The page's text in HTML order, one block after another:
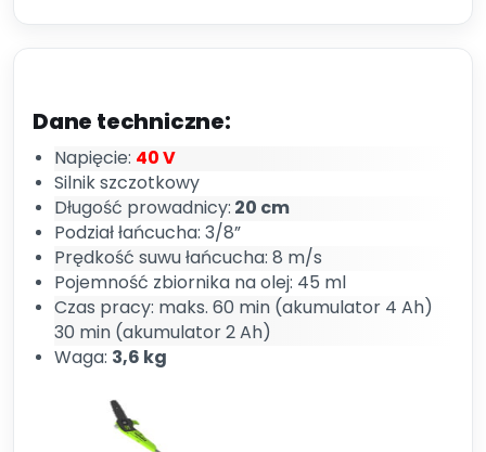
Dane techniczne:
Napięcie: 40 V
Silnik szczotkowy
Długość prowadnicy: 20 cm
Podział łańcucha: 3/8”
Prędkość suwu łańcucha: 8 m/s
Pojemność zbiornika na olej: 45 ml
Czas pracy: maks. 60 min (akumulator 4 Ah)
30 min (akumulator 2 Ah)
Waga: 3,6 kg